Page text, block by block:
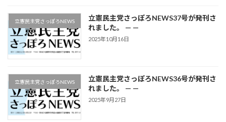
立憲民主党さっぽろNEWS
立憲民主党さっぽろNEWS37号が発刊さ
れました。 — —
2025年10月16日
立憲民主党さっぽろNEWS
立憲民主党さっぽろNEWS36号が発刊さ
れました。 — —
2025年9月27日